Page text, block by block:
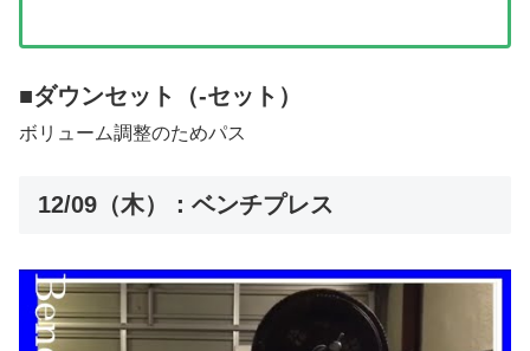
■ダウンセット（-セット）
ボリューム調整のためパス
12/09（木）：ベンチプレス